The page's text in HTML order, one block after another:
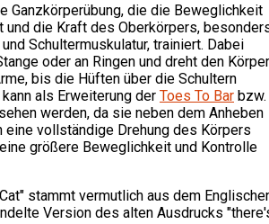
Ganzkörperübung, die die Beweglichkeit
und die Kraft des Oberkörpers,
Schultermuskulatur, trainiert. Dabei
oder an Ringen und dreht den Körper
bis die Hüften über die Schultern
als Erweiterung der Toes To Bar bzw.
werden, da sie neben dem Anheben
vollständige Drehung des Körpers
größere Beweglichkeit und Kontrolle
stammt vermutlich aus dem
Version des alten Ausdrucks